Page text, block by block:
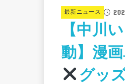
最新ニュース
【中川
動】漫
グッ